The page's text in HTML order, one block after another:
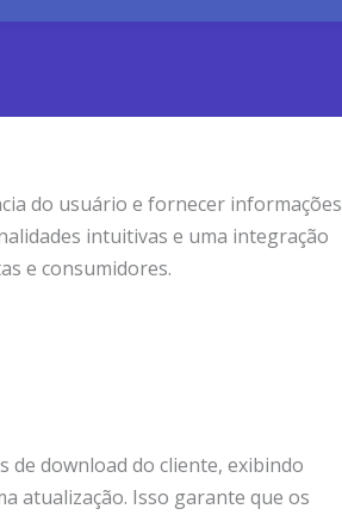
do usuário e fornecer informações
intuitivas e uma integração
e consumidores.
de download do cliente, exibindo
atualização. Isso garante que os